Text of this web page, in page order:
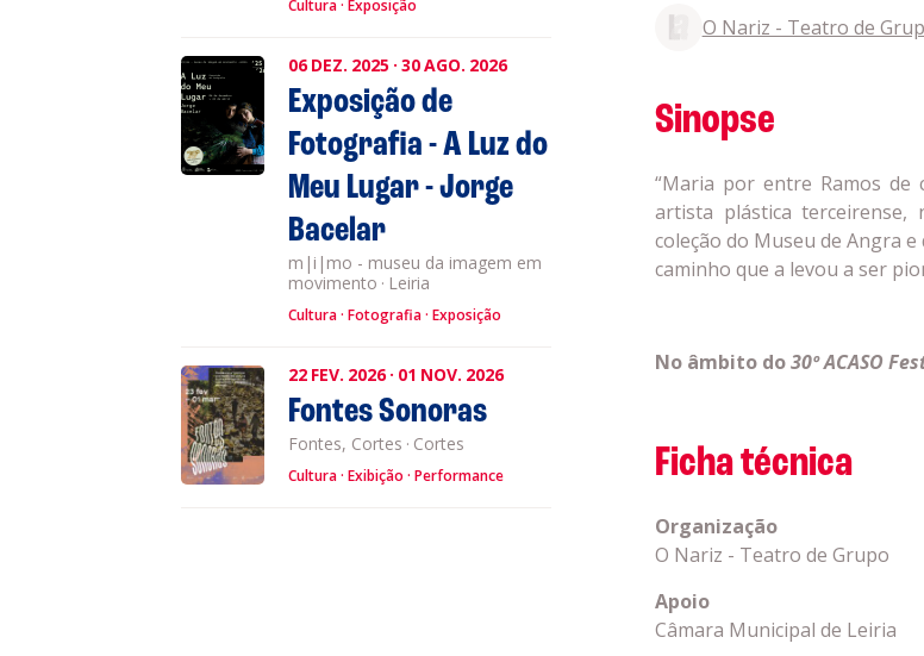
O Nariz - Teatro de
Sinopse
“Maria por entre Ramos de
artista plástica terceirense,
coleção do Museu de Angra
caminho que a levou a ser
No âmbito do 30º ACASO
Ficha técnica
Organização
O Nariz - Teatro de Grupo
Apoio
Câmara Municipal de Leiria
Cultura Exposição
06DEZ. 2025 · 30AGO. 2026
Exposição de
Fotografia - A Luz do
Meu Lugar - Jorge
Bacelar
m|i|mo - museu da imagem em
movimento · Leiria
Cultura Fotografia Exposição
22 FEV. 2026· 01 NOV. 2026
Fontes Sonoras
Fontes, Cortes · Cortes
Cultura Exibição Performance